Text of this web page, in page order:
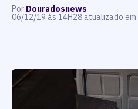
Por Douradosnews
06/12/19 às 14H28 atualizado